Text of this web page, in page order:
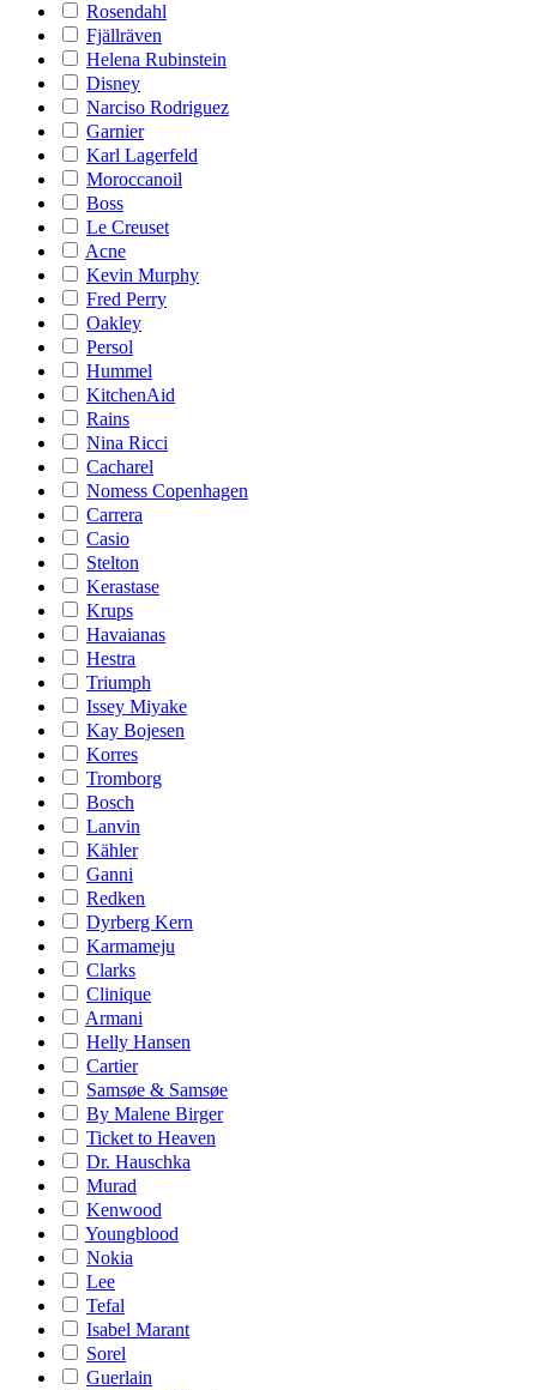
Rosendahl
Fjällräven
Helena Rubinstein
Disney
Narciso Rodriguez
Garnier
Karl Lagerfeld
Moroccanoil
Boss
Le Creuset
Acne
Kevin Murphy
Fred Perry
Oakley
Persol
Hummel
KitchenAid
Rains
Nina Ricci
Cacharel
Nomess Copenhagen
Carrera
Casio
Stelton
Kerastase
Krups
Havaianas
Hestra
Triumph
Issey Miyake
Kay Bojesen
Korres
Tromborg
Bosch
Lanvin
Kähler
Ganni
Redken
Dyrberg Kern
Karmameju
Clarks
Clinique
Armani
Helly Hansen
Cartier
Samsøe & Samsøe
By Malene Birger
Ticket to Heaven
Dr. Hauschka
Murad
Kenwood
Youngblood
Nokia
Lee
Tefal
Isabel Marant
Sorel
Guerlain